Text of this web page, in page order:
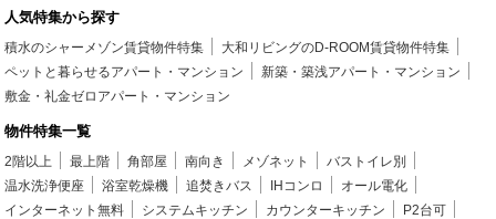
人気特集から探す
積水のシャーメゾン賃貸物件特集
大和リビングのD-ROOM賃貸物件特集
ペットと暮らせるアパート・マンション
新築・築浅アパート・マンション
敷金・礼金ゼロアパート・マンション
物件特集一覧
2階以上 最上階 角部屋 南向き メゾネット
バストイレ別
温水洗浄便座
浴室乾燥機 追焚きバス IHコンロ
オール電化
インターネット無料
システムキッチン カウンターキッチン
P2台可